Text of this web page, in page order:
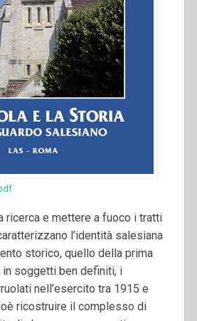
ricerca e mettere a fuoco i tratti
l’identità salesiana
storico, quello della prima
in soggetti ben definiti, i
nell’esercito tra 1915 e
ricostruire il complesso di